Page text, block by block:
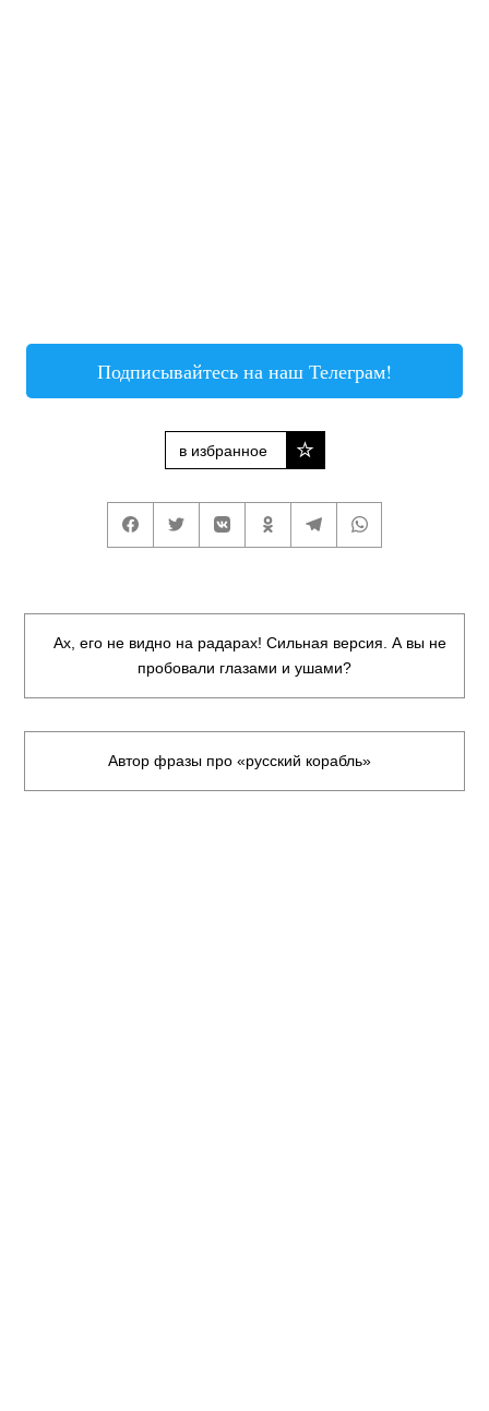
Подписывайтесь на наш Телеграм!
в избранное
Ах, его не видно на радарах! Сильная версия. А вы не
пробовали глазами и ушами?
Автор фразы про «русский корабль»